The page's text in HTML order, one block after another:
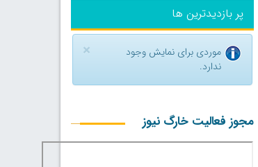
پر بازدیدترین ها
×
موردی برای نمایش وجود
ندارد.
مجوز فعالیت خارگ نیوز